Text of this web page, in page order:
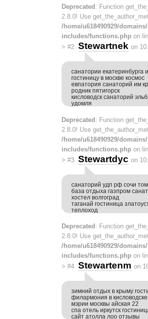
Deprecated : Function
2.8.0! Use
/home/u618490929/
includes/functions.php on
> #2 Stewartnek on
санатории екатеринбурга
гостиницу в москве космос
евпатория санаторий им
родник пятигорск
кисловодск санаторий
удомля
Deprecated: Function
2.8.0! Use
/home/u618490929/
includes/functions.php on
> #3 Stewartdyc on
санаторий удп рф сочи
база отдыха газпром
хостел волгоград
таганай гостиница
теплоход
Deprecated : Function
2.8.0! Use
/home/u618490929/
includes/functions.php on
> #4 Stewartenm on
зимний отдых в крыму
филармония в
мэрии москвы айская 22
спа отель иркутск
сайт атолла лоо отзывы